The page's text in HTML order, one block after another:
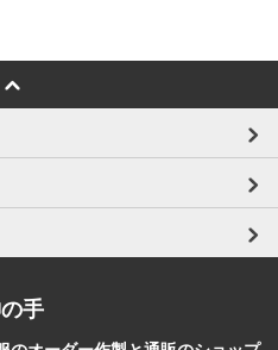
手